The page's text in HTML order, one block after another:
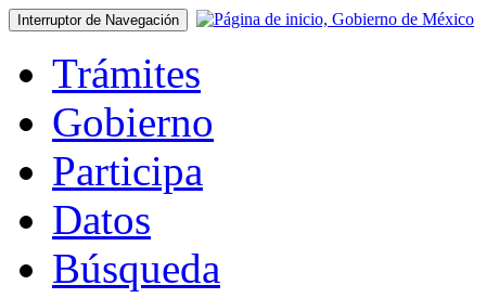
Interruptor de Navegación
Trámites
Gobierno
Participa
Datos
Búsqueda